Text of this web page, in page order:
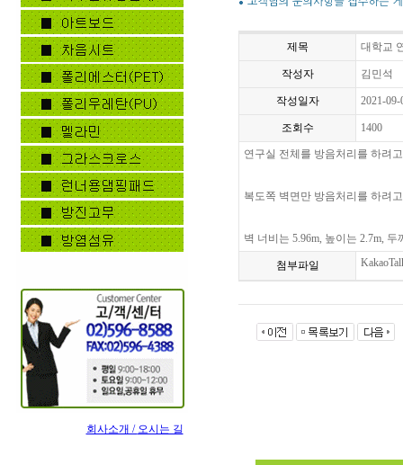
제목 대학교
작성자 김민석
작성일자 2021-09-
조회수 1400
연구실 전체를 방음처리를 하려
복도쪽 벽면만 방음처리를 하려
벽 너비는 5.96m, 높이는 2.7m, 두
첨부파일
회사소개 / 오시는 길